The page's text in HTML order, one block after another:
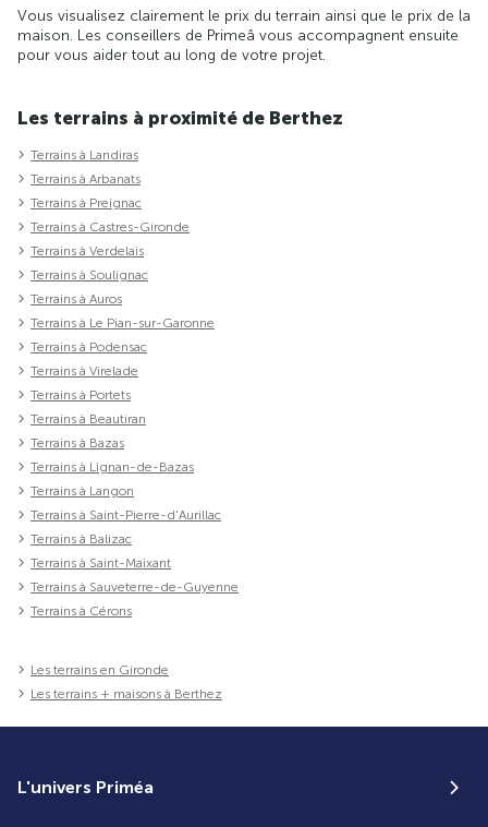
Vous visualisez clairement le prix du terrain ainsi que le prix de la
maison. Les conseillers de Primeâ vous accompagnent ensuite
pour vous aider tout au long de votre projet.
Les terrains à proximité de Berthez
Terrains à Landiras
Terrains à Arbanats
Terrains à Preignac
Terrains à Castres-Gironde
Terrains à Verdelais
Terrains à Soulignac
Terrains à Auros
Terrains à Le Pian-sur-Garonne
Terrains à Podensac
Terrains à Virelade
Terrains à Portets
Terrains à Beautiran
Terrains à Bazas
Terrains à Lignan-de-Bazas
Terrains à Langon
Terrains à Saint-Pierre-d'Aurillac
Terrains à Balizac
Terrains à Saint-Maixant
Terrains à Sauveterre-de-Guyenne
Terrains à Cérons
Les terrains en Gironde
Les terrains + maisons à Berthez
L'univers Priméa